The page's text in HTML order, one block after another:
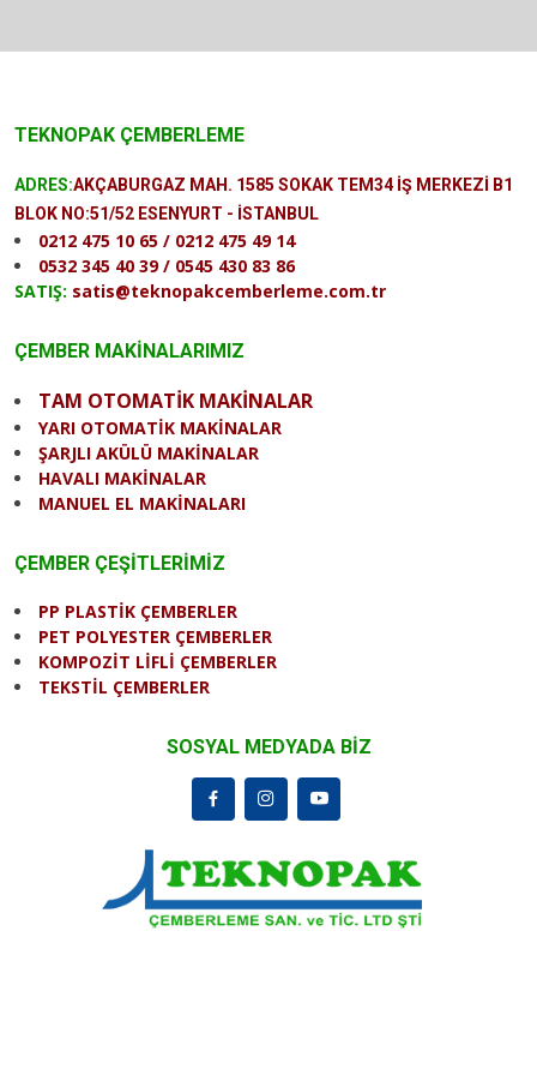
TEKNOPAK ÇEMBERLEME
ADRES:AKÇABURGAZ MAH. 1585 SOKAK TEM34 İŞ MERKEZİ B1
BLOK NO:51/52 ESENYURT - İSTANBUL
0212 475 10 65 / 0212 475 49 14
0532 345 40 39 / 0545 430 83 86
SATIŞ: satis@teknopakcemberleme.com.tr
ÇEMBER MAKİNALARIMIZ
TAM OTOMATİK MAKİNALAR
YARI OTOMATİK MAKİNALAR
ŞARJLI AKÜLÜ MAKİNALAR
HAVALI MAKİNALAR
MANUEL EL MAKİNALARI
ÇEMBER ÇEŞİTLERİMİZ
PP PLASTİK ÇEMBERLER
PET POLYESTER ÇEMBERLER
KOMPOZİT LİFLİ ÇEMBERLER
TEKSTİL ÇEMBERLER
SOSYAL MEDYADA BİZ